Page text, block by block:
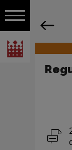
Open navigation
National Centre
Navigation